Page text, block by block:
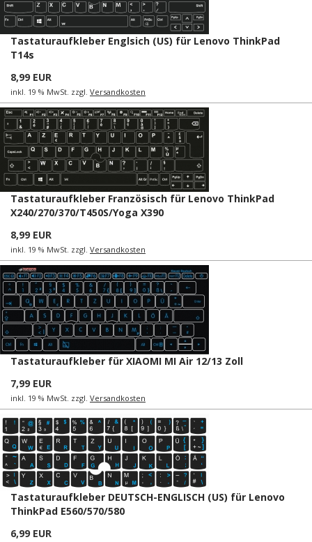
Tastaturaufkleber Englsich (US) für Lenovo ThinkPad
T14s
8,99 EUR
inkl. 19 % MwSt. zzgl. Versandkosten
Tastaturaufkleber Französisch für Lenovo ThinkPad
X240/270/370/T450S/Yoga X390
8,99 EUR
inkl. 19 % MwSt. zzgl. Versandkosten
Tastaturaufkleber für XIAOMI MI Air 12/13 Zoll
7,99 EUR
inkl. 19 % MwSt. zzgl. Versandkosten
Tastaturaufkleber DEUTSCH-ENGLISCH (US) für Lenovo
ThinkPad E560/570/580
6,99 EUR